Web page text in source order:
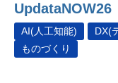
UpdataNOW26
AI(人工知能)
DX(
ものづくり